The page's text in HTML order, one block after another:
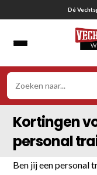
naar
Dé
Kortingen
personal
Ben jij een personal